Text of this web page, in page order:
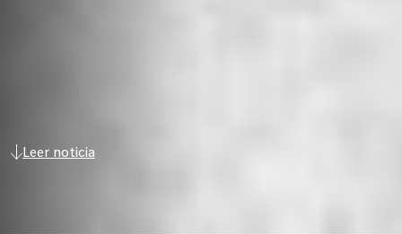
Leer noticia